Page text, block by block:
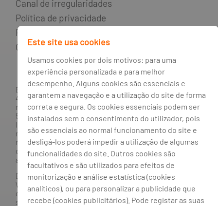
Canal de irregularidades
Política de privacidade
Política de cookies
Gestão de cookies
BANCO BPI, S.A., com sede na Avenida da Boavista, 1117,
4100-129 Porto; Capital Social: € 1 293 063 324,98; matriculada
na CRC Porto sob o número de matrícula PTIRNMJ 501 214
534, como o número de identificação fiscal 501 214 534.
Intermediário financeiro registado na CMVM com o n° 300 e
no Banco de Portugal sob o código n° 10. Agente de Seguros
n.º 419527591, registado junto da Autoridade de Supervisão
de Seguros e Fundos de Pensões em 21/01/2019, e autorizado
a exercer atividade nos Ramos de Seguro Vida e Não Vida.
Banco BPI ©. Todos os direitos reservados.
WebsiteAcessível.
O Banco BPI não se responsabiliza por
quaisquer traduções do site efetuadas através do browser,
sendo a versão em língua portuguesa a única versão oficial,
Este site usa cookies
Usamos cookies por dois motivos: para uma
experiência personalizada e para melhor
desempenho. Alguns cookies são essenciais e
garantem a navegação e a utilização do site de forma
correta e segura. Os cookies essenciais podem ser
instalados sem o consentimento do utilizador, pois
são essenciais ao normal funcionamento do site e
desligá-los poderá impedir a utilização de algumas
funcionalidades do site. Outros cookies são
facultativos e são utilizados para efeitos de
monitorização e análise estatística (cookies
analíticos), ou para personalizar a publicidade que
recebe (cookies publicitários). Pode registar as suas